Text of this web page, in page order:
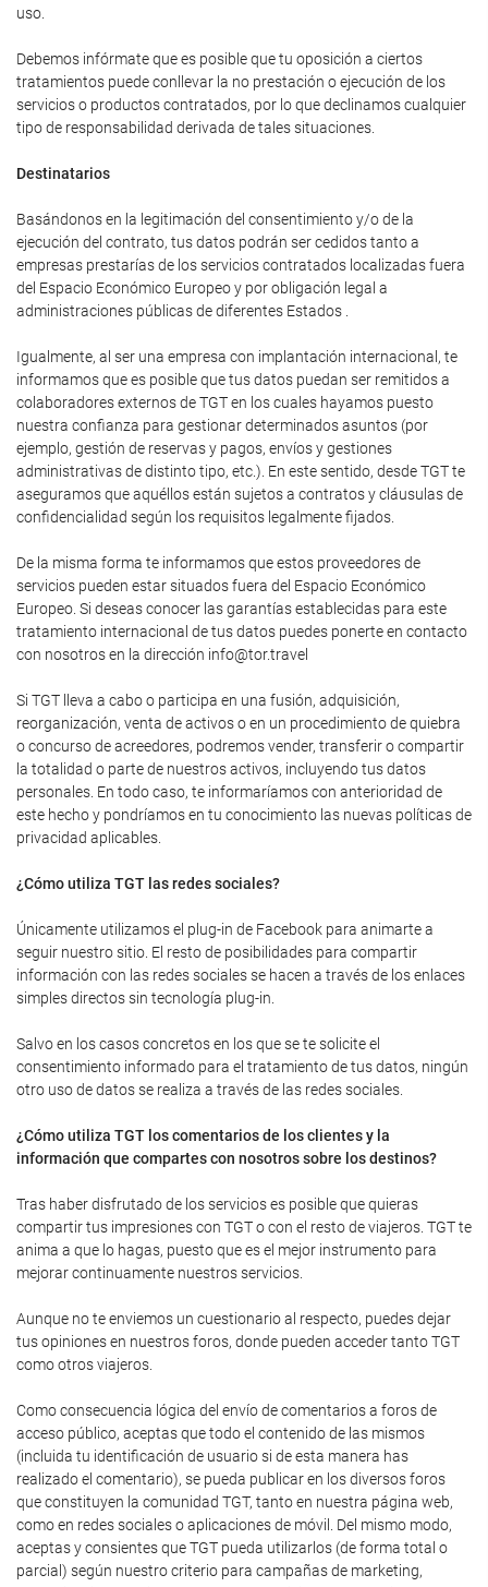
uso.
Debemos infórmate que es posible que tu oposición a ciertos
tratamientos puede conllevar la no prestación o ejecución de los
servicios o productos contratados, por lo que declinamos cualquier
tipo de responsabilidad derivada de tales situaciones.
Destinatarios
Basándonos en la legitimación del consentimiento y/o de la
ejecución del contrato, tus datos podrán ser cedidos tanto a
empresas prestarías de los servicios contratados localizadas fuera
del Espacio Económico Europeo y por obligación legal a
administraciones públicas de diferentes Estados .
Igualmente, al ser una empresa con implantación internacional, te
informamos que es posible que tus datos puedan ser remitidos a
colaboradores externos de TGT en los cuales hayamos puesto
nuestra confianza para gestionar determinados asuntos (por
ejemplo, gestión de reservas y pagos, envíos y gestiones
administrativas de distinto tipo, etc.). En este sentido, desde TGT te
aseguramos que aquéllos están sujetos a contratos y cláusulas de
confidencialidad según los requisitos legalmente fijados.
De la misma forma te informamos que estos proveedores de
servicios pueden estar situados fuera del Espacio Económico
Europeo. Si deseas conocer las garantías establecidas para este
tratamiento internacional de tus datos puedes ponerte en contacto
con nosotros en la dirección info@tor.travel
Si TGT lleva a cabo o participa en una fusión, adquisición,
reorganización, venta de activos o en un procedimiento de quiebra
o concurso de acreedores, podremos vender, transferir o compartir
la totalidad o parte de nuestros activos, incluyendo tus datos
personales. En todo caso, te informaríamos con anterioridad de
este hecho y pondríamos en tu conocimiento las nuevas políticas de
privacidad aplicables.
¿Cómo utiliza TGT las redes sociales?
Únicamente utilizamos el plug-in de Facebook para animarte a
seguir nuestro sitio. El resto de posibilidades para compartir
información con las redes sociales se hacen a través de los enlaces
simples directos sin tecnología plug-in.
Salvo en los casos concretos en los que se te solicite el
consentimiento informado para el tratamiento de tus datos, ningún
otro uso de datos se realiza a través de las redes sociales.
¿Cómo utiliza TGT los comentarios de los clientes y la
información que compartes con nosotros sobre los destinos?
Tras haber disfrutado de los servicios es posible que quieras
compartir tus impresiones con TGT o con el resto de viajeros. TGT te
anima a que lo hagas, puesto que es el mejor instrumento para
mejorar continuamente nuestros servicios.
Aunque no te enviemos un cuestionario al respecto, puedes dejar
tus opiniones en nuestros foros, donde pueden acceder tanto TGT
como otros viajeros.
Como consecuencia lógica del envío de comentarios a foros de
acceso público, aceptas que todo el contenido de las mismos
(incluida tu identificación de usuario si de esta manera has
realizado el comentario), se pueda publicar en los diversos foros
que constituyen la comunidad TGT, tanto en nuestra página web,
como en redes sociales o aplicaciones de móvil. Del mismo modo,
aceptas y consientes que TGT pueda utilizarlos (de forma total o
parcial) según nuestro criterio para campañas de marketing,